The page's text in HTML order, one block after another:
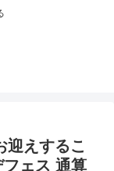
迎えするこ
フェス 通算